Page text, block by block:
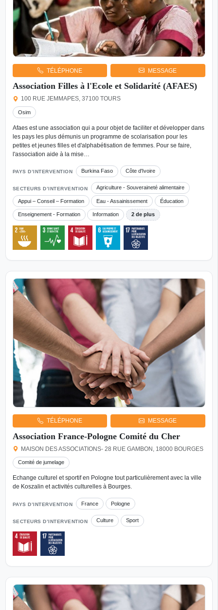
TÉLÉPHONE MESSAGE
Association Filles à l'Ecole et Solidarité (AFAES)
100 RUE JEMMAPES, 37100 TOURS
Osim
Afaes est une association qui a pour objet de faciliter et développer dans
les pays les plus démunis un programme de scolarisation pour les
petites et jeunes filles et d'alphabétisation de femmes. Pour se faire,
l'association aide à la mise…
PAYS D’INTERVENTION Burkina Faso Côte d'Ivoire
SECTEURS D’INTERVENTION Agriculture - Souveraineté alimentaire
Appui – Conseil – Formation Eau - Assainissement Éducation
Enseignement - Formation Information 2 de plus
TÉLÉPHONE MESSAGE
Association France-Pologne Comité du Cher
MAISON DES ASSOCIATIONS- 28 RUE GAMBON, 18000 BOURGES
Comité de jumelage
Echange culturel et sportif en Pologne tout particulièrement avec la ville
de Koszalin et activités culturelles à Bourges.
PAYS D’INTERVENTION France Pologne
SECTEURS D’INTERVENTION Culture Sport